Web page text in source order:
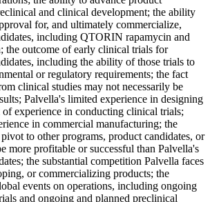
and clinical development; the ability
for, and ultimately commercialize,
including QTORIN rapamycin and
the outcome of early clinical trials for
including the ability of those trials to
or regulatory requirements; the fact
clinical studies may not necessarily be
Palvella's limited experience in designing
experience in conducting clinical trials;
in commercial manufacturing; the
to other programs, product candidates, or
more profitable or successful than Palvella's
the substantial competition Palvella faces
or commercializing products; the
events on operations, including ongoing
and ongoing and planned preclinical